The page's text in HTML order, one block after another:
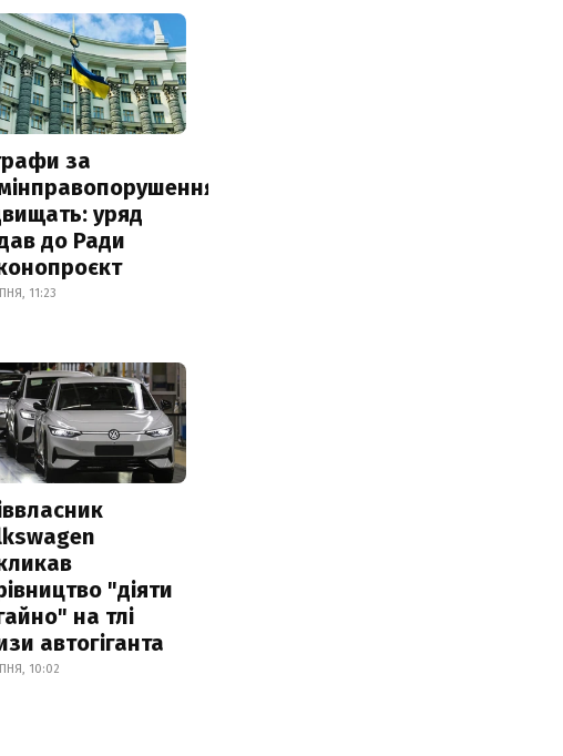
за
уряд
до Ради
11:23
"діяти
на тлі
автогіганта
10:02